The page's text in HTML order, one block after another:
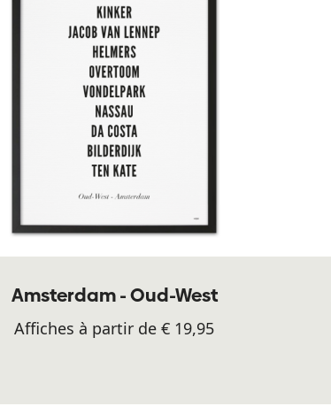
Amsterdam - Oud-West
Affiches à partir de € 19,95